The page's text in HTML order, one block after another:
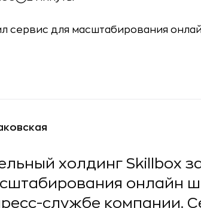
холдинг Skillbox
онлайн
службе компании.